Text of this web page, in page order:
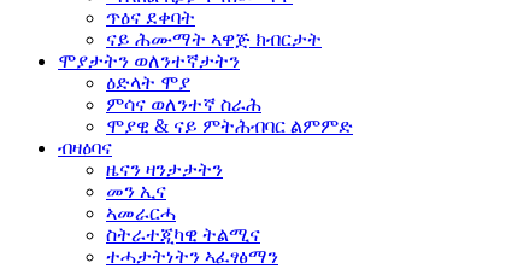
ጥዕና ደቀባት
ናይ ሕሙማት ኣዋጅ ክብርታት
ሞያታትን ወለንተኛታትን
ዕድላት ሞያ
ምሳና ወለንተኛ ስራሕ
ሞያዊ & ናይ ምትሕብባር ልምምድ
ብዛዕባና
ዜናን ዛንታታትን
መን ኢና
ኣመራርሓ
ስትራተጂካዊ ትልሚና
ተሓታትነትን ኣፈፃፅማን